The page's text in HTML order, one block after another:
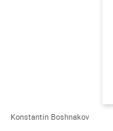
Konstantin Boshnakov